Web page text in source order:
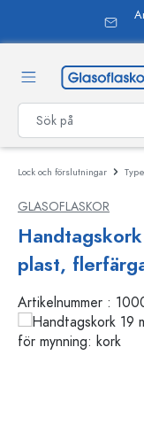
Lock och förslutningar
GLASOFLASKOR
plast,
Artikelnummer :